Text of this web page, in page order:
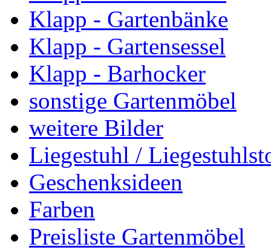
Klapp - Gartenbänke
Klapp - Gartensessel
Klapp - Barhocker
sonstige Gartenmöbel
weitere Bilder
Liegestuhl /
Geschenksideen
Farben
Preisliste Gartenmöbel